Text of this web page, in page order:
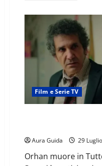
Film e Serie TV
Aura Guida 29
Orhan muore in